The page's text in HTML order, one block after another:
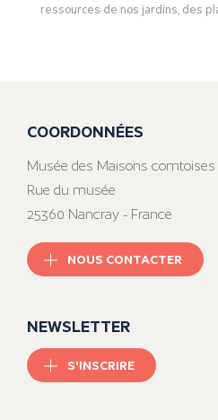
ressources de nos jardins, des
COORDONNÉES
Musée des Maisons comtoises
Rue du musée
25360 Nancray - France
NOUS CONTACTER
NEWSLETTER
S'INSCRIRE